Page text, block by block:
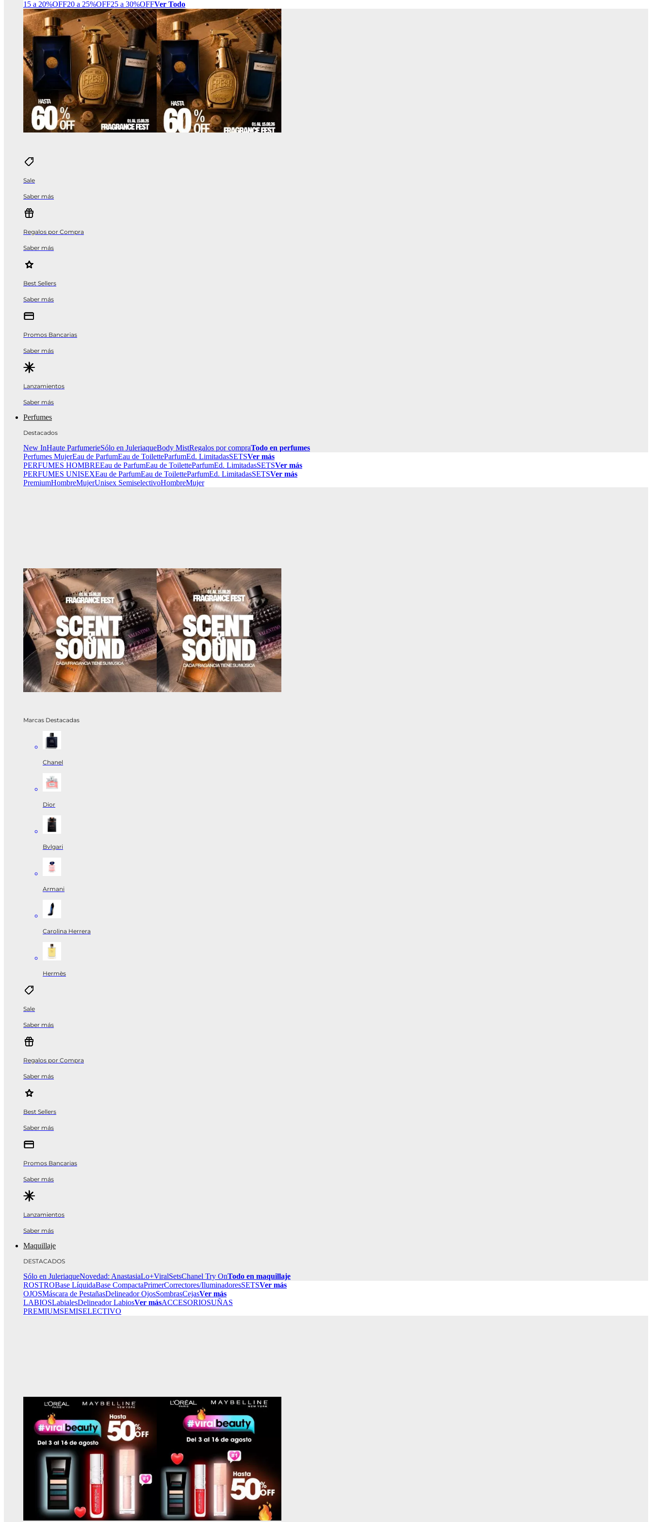
15 a 20%OFF20 a 25%OFF25 a 30%OFFVer Todo
Sale
Saber más
Regalos por Compra
Saber más
Best Sellers
Saber más
Promos Bancarias
Saber más
Lanzamientos
Saber más
Perfumes
Destacados
New InHaute ParfumerieSólo en JuleriaqueBody MistRegalos por compraTodo en perfumes
Perfumes MujerEau de ParfumEau de ToiletteParfumEd. LimitadasSETSVer más
PERFUMES HOMBREEau de ParfumEau de ToiletteParfumEd. LimitadasSETSVer más
PERFUMES UNISEXEau de ParfumEau de ToiletteParfumEd. LimitadasSETSVer más
PremiumHombreMujerUnisex SemiselectivoHombreMujer
Marcas Destacadas
Chanel
Dior
Bvlgari
Armani
Carolina Herrera
Hermès
Sale
Saber más
Regalos por Compra
Saber más
Best Sellers
Saber más
Promos Bancarias
Saber más
Lanzamientos
Saber más
Maquillaje
DESTACADOS
Sólo en JuleriaqueNovedad: AnastasiaLo+ViralSetsChanel Try OnTodo en maquillaje
ROSTROBase LíquidaBase CompactaPrimerCorrectores/IluminadoresSETSVer más
OJOSMáscara de PestañasDelineador OjosSombrasCejasVer más
LABIOSLabialesDelineador LabiosVer másACCESORIOSUÑAS
PREMIUMSEMISELECTIVO